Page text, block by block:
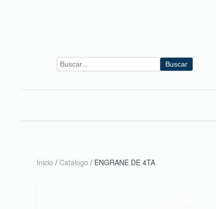
Buscar
Inicio / Catalogo / ENGRANE DE 4TA